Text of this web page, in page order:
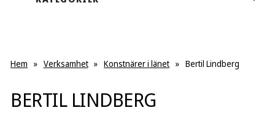
Hem » Verksamhet » Konstnärer i länet » Bertil Lindberg
BERTIL LINDBERG